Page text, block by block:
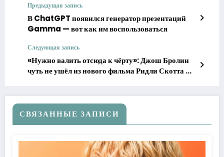
Предыдущая запись
В ChatGPT появился генератор презентаций
Gamma — вот как им воспользоваться
Следующая запись
«Нужно валить отсюда к чёрту»: Джош Бролин
чуть не ушёл из нового фильма Ридли Скотта —
СВЯЗАННЫЕ ЗАПИСИ